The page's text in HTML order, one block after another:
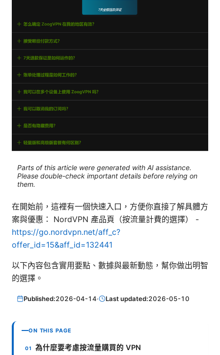
Parts of this article were generated with AI assistance.
Please double-check important details before relying on
them.
在開始前，這裡有一個快速入口，方便你直接了解具體方
案與優惠： NordVPN 產品頁（按流量計費的選擇） -
https://go.nordvpn.net/aff_c?
offer_id=15&aff_id=132441
以下內容包含實用要點、數據與最新動態，幫你做出明智
的選擇。
Published:2026-04-14· Last updated:2026-05-10
ON THIS PAGE
為什麼要考慮按流量購買的 VPN